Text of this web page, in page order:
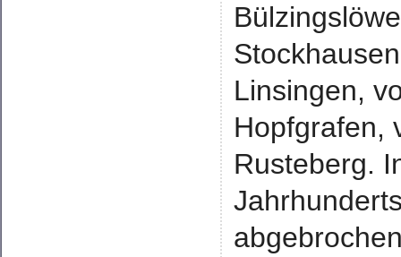
Linsingen,
Hopfgrafen,
Rusteberg.